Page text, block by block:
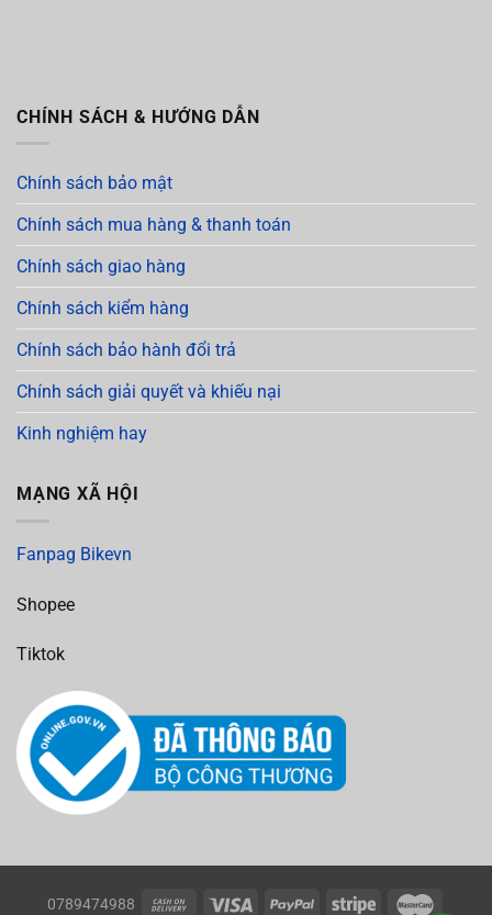
CHÍNH SÁCH & HƯỚNG DẪN
Chính sách bảo mật
Chính sách mua hàng & thanh toán
Chính sách giao hàng
Chính sách kiểm hàng
Chính sách bảo hành đổi trả
Chính sách giải quyết và khiếu nại
Kinh nghiệm hay
MẠNG XÃ HỘI
Fanpag Bikevn
Shopee
Tiktok
0789474988